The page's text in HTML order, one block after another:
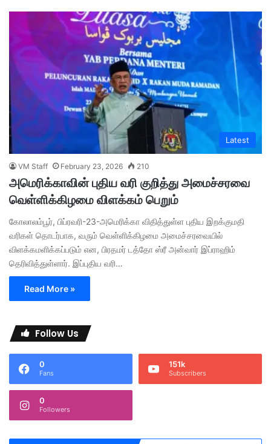
Latest
VM Staff February 23, 2026 210
அமெரிக்காவின் புதிய வரி குறித்து அமைச்சரவை
வெள்ளிக்கிழமை விளக்கம் பெறும்
கோலாலம்பூர், பிப்ரவரி-23-அமெரிக்கா விதித்துள்ள புதிய இறக்குமதி
வரிகள் தொடர்பாக, வரும் வெள்ளிக்கிழமை அமைச்சரவையில்
விளக்கமளிக்கப்படும் என, பிரதமர் டத்தோ ஸ்ரீ அன்வார் இப்ராஹிம்
தெரிவித்துள்ளார். இப்புதிய வரி…
Read More »
Follow Us
0
Fans
151k
Subscribers
0
Followers